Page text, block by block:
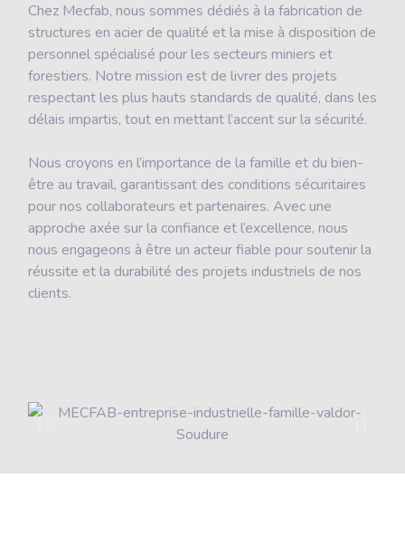
Chez Mecfab, nous sommes dédiés à la fabrication de
structures en acier de qualité et la mise à disposition de
personnel spécialisé pour les secteurs miniers et
forestiers. Notre mission est de livrer des projets
respectant les plus hauts standards de qualité, dans les
délais impartis, tout en mettant l’accent sur la sécurité.
Nous croyons en l’importance de la famille et du bien-
être au travail, garantissant des conditions sécuritaires
pour nos collaborateurs et partenaires. Avec une
approche axée sur la confiance et l’excellence, nous
nous engageons à être un acteur fiable pour soutenir la
réussite et la durabilité des projets industriels de nos
clients.